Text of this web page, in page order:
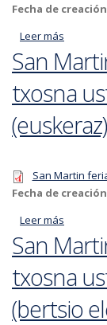
Fecha de
Leer más
San
txosna
(euskeraz)
San Martin
Fecha de
Leer más
San
txosna
(bertsio